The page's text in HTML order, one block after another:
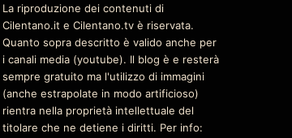
La riproduzione dei contenuti di
Cilentano.it e Cilentano.tv è riservata.
Quanto sopra descritto è valido anche per
i canali media (youtube). Il blog è e resterà
sempre gratuito ma l'utilizzo di immagini
(anche estrapolate in modo artificioso)
rientra nella proprietà intellettuale del
titolare che ne detiene i diritti. Per info: